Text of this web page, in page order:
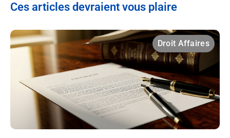
Ces articles devraient vous plaire
Droit Affaires